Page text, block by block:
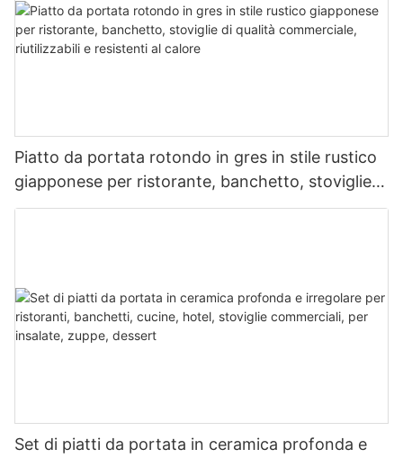
Piatto da portata rotondo in gres in stile rustico
giapponese per ristorante, banchetto, stoviglie
di qualità commerciale, riutilizzabili e resistenti al
Set di piatti da portata in ceramica profonda e